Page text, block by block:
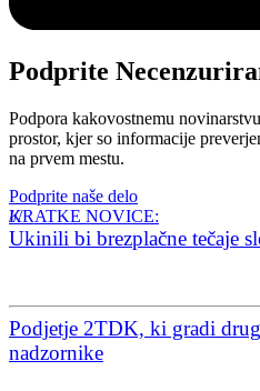
Podprite
Podpora kakovostnemu
prostor, kjer so informacije
na prvem mestu.
Podprite naše delo
KRATKE NOVICE:
Ukinili bi brezplačne tečaje
Podjetje 2TDK, ki gradi
nadzornike